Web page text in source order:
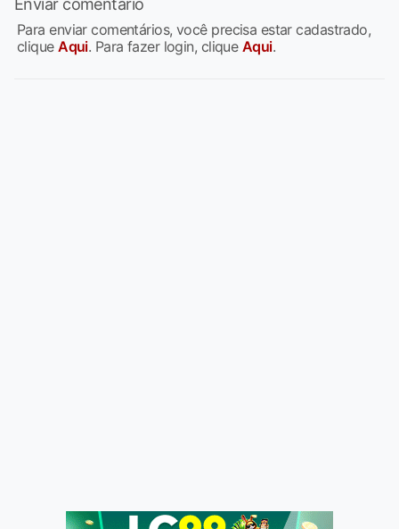
Enviar comentário
Para enviar comentários, você precisa estar cadastrado,
cliqueAqui. Para fazer login, clique Aqui.